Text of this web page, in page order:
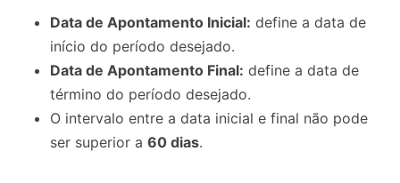
Data de Apontamento Inicial: define a data de
início do período desejado.
Data de Apontamento Final: define a data de
término do período desejado.
O intervalo entre a data inicial e final não pode
ser superior a 60 dias.